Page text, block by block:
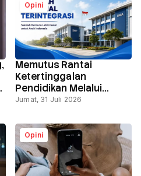
Opini
Memutus Rantai
Ketertinggalan
Pendidikan Melalui
Sekolah Nasional
Jumat, 31 Juli 2026
Opini